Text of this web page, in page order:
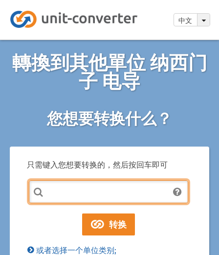
中文
轉換到其他單位 纳西门
子 电导
您想要转换什么？
只需键入您想要转换的，然后按回车即可
或者选择一个单位类别;